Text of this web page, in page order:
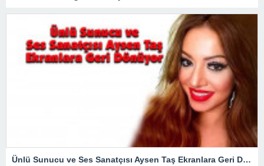
Ünlü Sunucu ve Ses Sanatçısı Aysen Taş Ekranlara Geri Dönüyor – Magazin